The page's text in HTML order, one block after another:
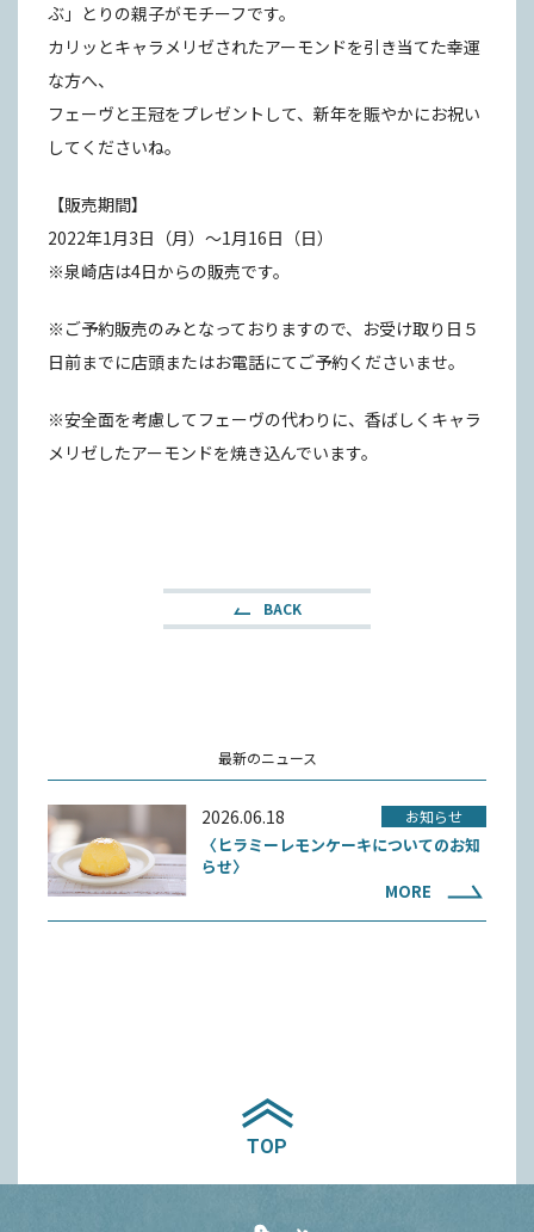
ぶ」とりの親子がモチーフです。
カリッとキャラメリゼされたアーモンドを引き当てた幸運
な方へ、
フェーヴと王冠をプレゼントして、新年を賑やかにお祝い
してくださいね。
【販売期間】
2022年1月3日（月）〜1月16日（日）
※泉崎店は4日からの販売です。
※ご予約販売のみとなっておりますので、お受け取り日５
日前までに店頭またはお電話にてご予約くださいませ。
※安全面を考慮してフェーヴの代わりに、香ばしくキャラ
メリゼしたアーモンドを焼き込んでいます。
BACK
最新のニュース
2026.06.18 お知らせ
〈ヒラミーレモンケーキについてのお知
らせ〉
MORE
TOP